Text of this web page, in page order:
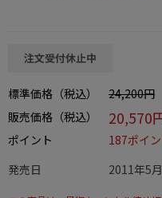
この商品をシェアする
注文受付休止中
標準価格（税込）
24,200円
販売価格（税込）
20,570
ポイント
187ポイ
発売日
2011年5